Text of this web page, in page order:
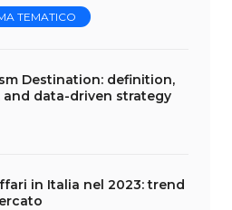
TEMATICO
Destination: definition,
and data-driven strategy
in Italia nel 2023: trend